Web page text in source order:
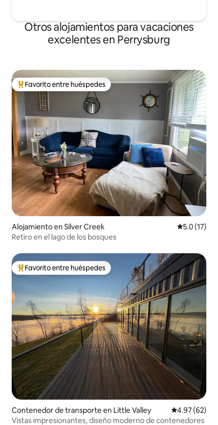
Otros alojamientos para vacaciones
excelentes en Perrysburg
Favorito entre huéspedes preferido
Favorito entre huéspedes
Alojamiento en Silver Creek Calificación
5.0 (17)
Retiro en el lago de los bosques
Favorito entre huéspedes preferido
Favorito entre huéspedes
Contenedor de transporte en Little Valley Calificación
4.97 (62)
Vistas impresionantes, diseño moderno de contenedores